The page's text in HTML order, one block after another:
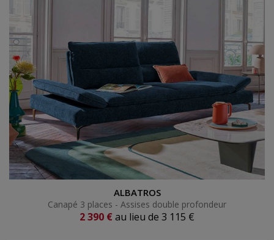
Canapé 3 places - Assises double profondeur
ALBATROS
Canapé 3 places - Assises double profondeur
2 390 € au lieu de 3 115 €